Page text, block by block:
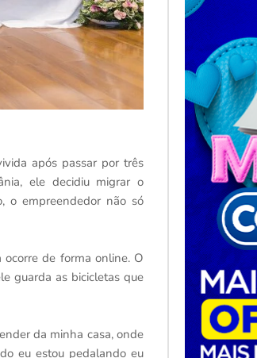
após passar por três
ele decidiu migrar o
o empreendedor não só
de forma online. O
guarda as bicicletas que
da minha casa, onde
eu estou pedalando eu